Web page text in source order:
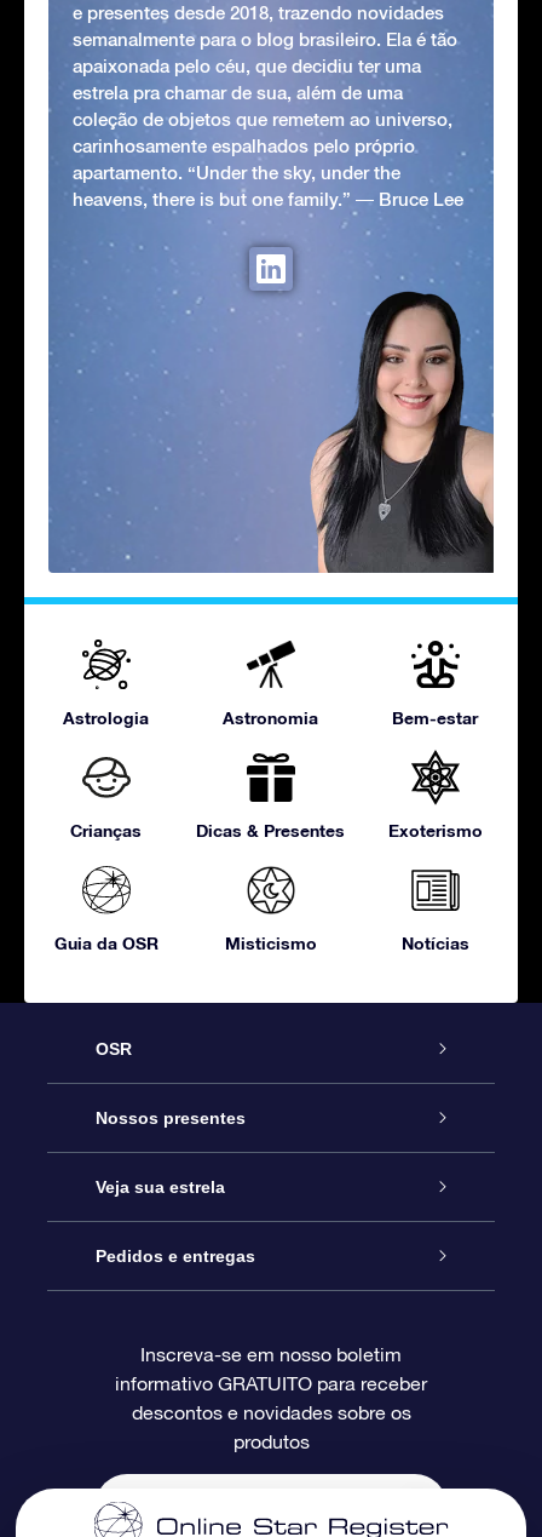
e presentes desde 2018, trazendo novidades
semanalmente para o blog brasileiro. Ela é tão
apaixonada pelo céu, que decidiu ter uma
estrela pra chamar de sua, além de uma
coleção de objetos que remetem ao universo,
carinhosamente espalhados pelo próprio
apartamento. “Under the sky, under the
heavens, there is but one family.” ― Bruce Lee
Astrologia Astronomia Bem-estar
Crianças Dicas & Presentes Exoterismo
Guia da OSR Misticismo Notícias
OSR
Serviço
Entre em contato conosco
Blog
Avaliações
Nossos presentes
Presente estrelar on-line
Pacote de presente da OSR
O cartão de presente da OSR
Presentes corporativos
Veja sua estrela
Star Register
Página estelar personalizada
Um Milhão de Estrelas
OSR Starsaver
Pedidos e entregas
Informações de pagamento
Política de devolução
Inscreva-se em nosso boletim
informativo GRATUITO para receber
descontos e novidades sobre os
produtos